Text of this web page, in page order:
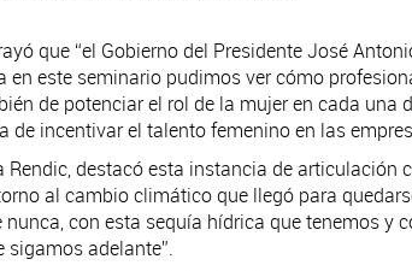
que “el Gobierno del Presidente José
este seminario pudimos ver cómo
de potenciar el rol de la mujer en cada
de incentivar el talento femenino en las
destacó esta instancia de
al cambio climático que llegó para
con esta sequía hídrica que tenemos
adelante”.